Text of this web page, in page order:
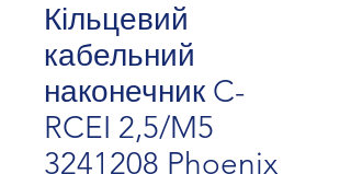
Кільцевий
кабельний
наконечник C-
RCEI 2,5/M5
3241208 Phoenix